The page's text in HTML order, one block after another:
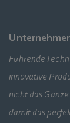
Führende
innovative
nicht das
damit das